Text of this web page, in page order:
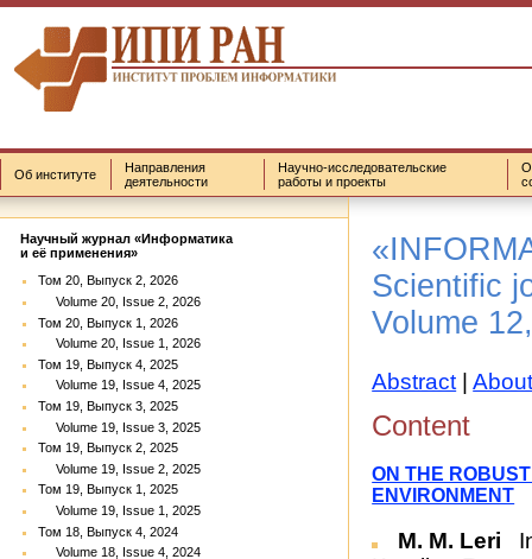
Об институте
Направления
деятельности
Научно-исследовательские
работы и проекты
Научный журнал «Информатика
и её применения»
Том 20, Выпуск 2, 2026
Volume 20, Issue 2, 2026
Том 20, Выпуск 1, 2026
Volume 20, Issue 1, 2026
Том 19, Выпуск 4, 2025
Volume 19, Issue 4, 2025
Том 19, Выпуск 3, 2025
Volume 19, Issue 3, 2025
Том 19, Выпуск 2, 2025
Volume 19, Issue 2, 2025
Том 19, Выпуск 1, 2025
Volume 19, Issue 1, 2025
Том 18, Выпуск 4, 2024
Volume 18, Issue 4, 2024
Scientific
Volume
Abstract |
Content
ON THE
ENVIRONMENT
M. M. Leri